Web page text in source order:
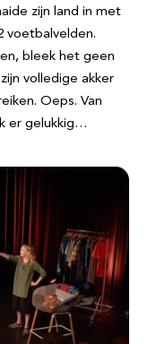
zijn land in met
voetbalvelden.
bleek het geen
volledige akker
Oeps. Van
er gelukkig…